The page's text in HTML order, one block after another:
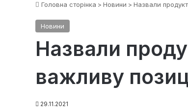
Головна сторінка > Новини > Назвали
Новини
Назвали
важливу
29.11.2021